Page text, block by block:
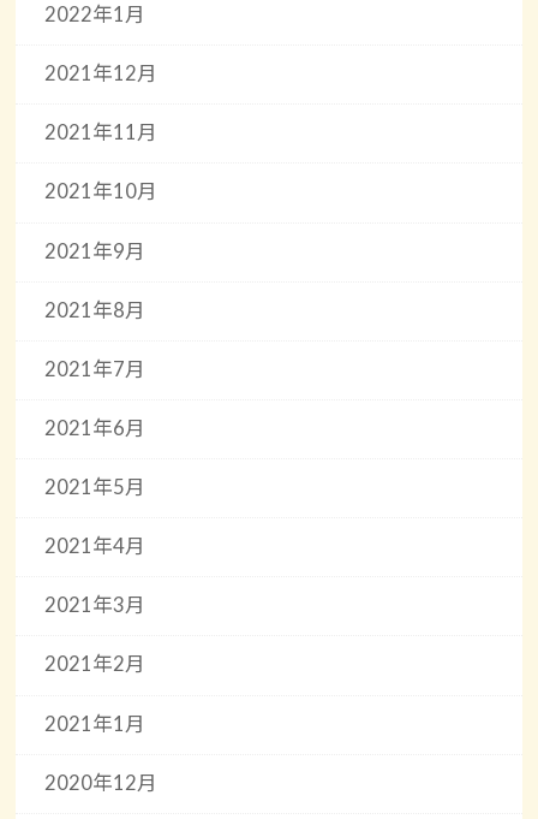
2022年1月
2021年12月
2021年11月
2021年10月
2021年9月
2021年8月
2021年7月
2021年6月
2021年5月
2021年4月
2021年3月
2021年2月
2021年1月
2020年12月